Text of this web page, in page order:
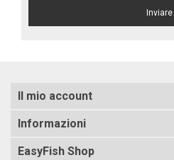
Il mio account
Informazioni
EasyFish Shop